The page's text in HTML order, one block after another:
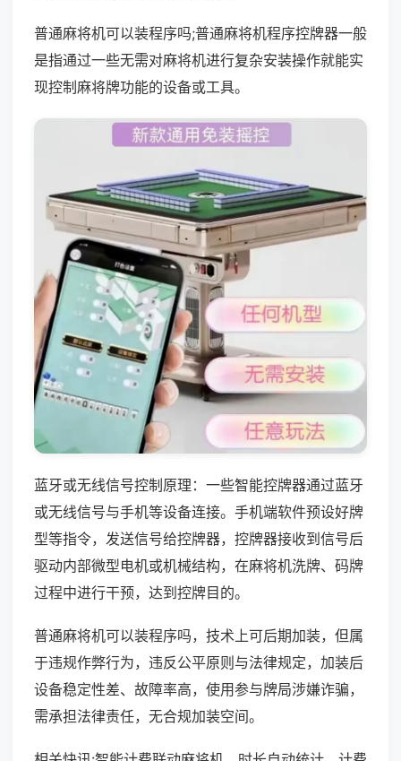
普通麻将机可以装程序吗;普通麻将机程序控牌器一般
是指通过一些无需对麻将机进行复杂安装操作就能实
现控制麻将牌功能的设备或工具。
蓝牙或无线信号控制原理：一些智能控牌器通过蓝牙
或无线信号与手机等设备连接。手机端软件预设好牌
型等指令，发送信号给控牌器，控牌器接收到信号后
驱动内部微型电机或机械结构，在麻将机洗牌、码牌
过程中进行干预，达到控牌目的。
普通麻将机可以装程序吗，技术上可后期加装，但属
于违规作弊行为，违反公平原则与法律规定，加装后
设备稳定性差、故障率高，使用参与牌局涉嫌诈骗，
需承担法律责任，无合规加装空间。